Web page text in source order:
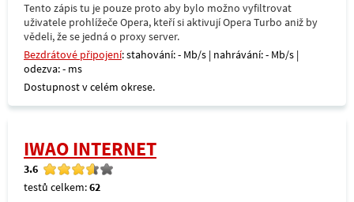
Tento zápis tu je pouze proto aby bylo možno vyfiltrovat
uživatele prohlížeče Opera, kteří si aktivují Opera Turbo aniž by
vědeli, že se jedná o proxy server.
Bezdrátové připojení: stahování: - Mb/s | nahrávání: - Mb/s |
odezva: - ms
Dostupnost v celém okrese.
IWAO INTERNET
3.6
testů celkem:62